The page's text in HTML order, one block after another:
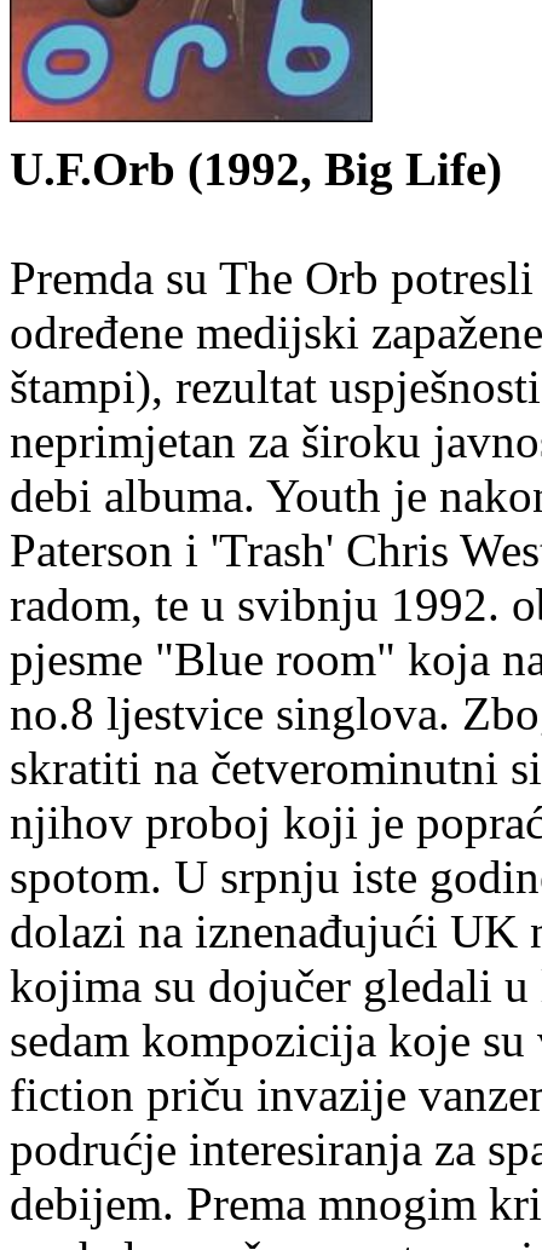
U.F.Orb (1992, Big Life)
Premda su The Orb
određene medijski
štampi), rezultat
neprimjetan za široku
debi albuma. Youth je
Paterson i 'Trash' Chris
radom, te u svibnju 1992.
pjesme "Blue room" koja
no.8 ljestvice singlova.
skratiti na četverominutni
njihov proboj koji je
spotom. U srpnju iste
dolazi na iznenađujući UK
kojima su dojučer gledali
sedam kompozicija koje su
fiction priču invazije
podrućje interesiranja za
debijem. Prema mnogim